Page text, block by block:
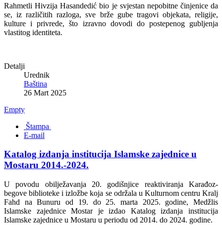
Rahmetli Hivzija Hasandedić bio je svjestan nepobitne činjenice da
se, iz različitih razloga, sve brže gube tragovi objekata, religije,
kulture i privrede, što izravno dovodi do postepenog gubljenja
vlastitog identiteta.
Detalji
Urednik
Baština
26 Mart 2025
Empty
Štampa
E-mail
Katalog izdanja institucija Islamske zajednice u
Mostaru 2014.-2024.
U povodu obilježavanja 20. godišnjice reaktiviranja Karađoz-
begove biblioteke i izložbe koja se održala u Kulturnom centru Kralj
Fahd na Bunuru od 19. do 25. marta 2025. godine, Medžlis
Islamske zajednice Mostar je izdao Katalog izdanja institucija
Islamske zajednice u Mostaru u periodu od 2014. do 2024. godine.